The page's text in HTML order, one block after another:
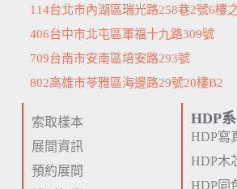
114台北市內湖區瑞光路258巷2號6樓
406台中市北屯區軍福十九路309號
709台南市安南區培安路293號
802高雄市苓雅區海邊路29號20樓B2
索取樣本
展間資訊
預約展間
HDP系
HDP寫
HDP木
HDP同